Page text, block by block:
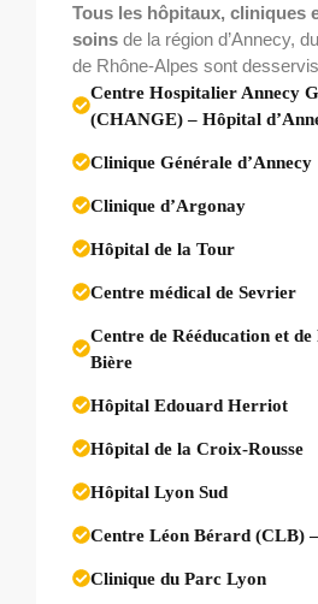
Tous les hôpitaux, cliniques
soins de la région d’Annecy,
de Rhône-Alpes sont
Centre Hospitalier Annecy
(CHANGE)– Hôpital
Clinique Générale d’Annecy
Clinique d’Argonay
Hôpital de la Tour
Centre médical de Sevrier
Centre de Rééducation et
Bière
Hôpital Edouard Herriot
Hôpital de la Croix-Rousse
Hôpital Lyon Sud
Centre Léon Bérard (CLB)
Clinique du Parc Lyon